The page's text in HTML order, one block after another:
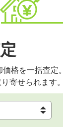
格を一括査定。
寄せられます。